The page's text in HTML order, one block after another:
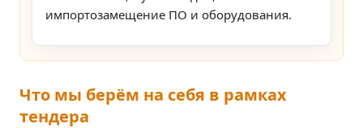
импортозамещение ПО и оборудования.
Что мы берём на себя в рамках
тендера